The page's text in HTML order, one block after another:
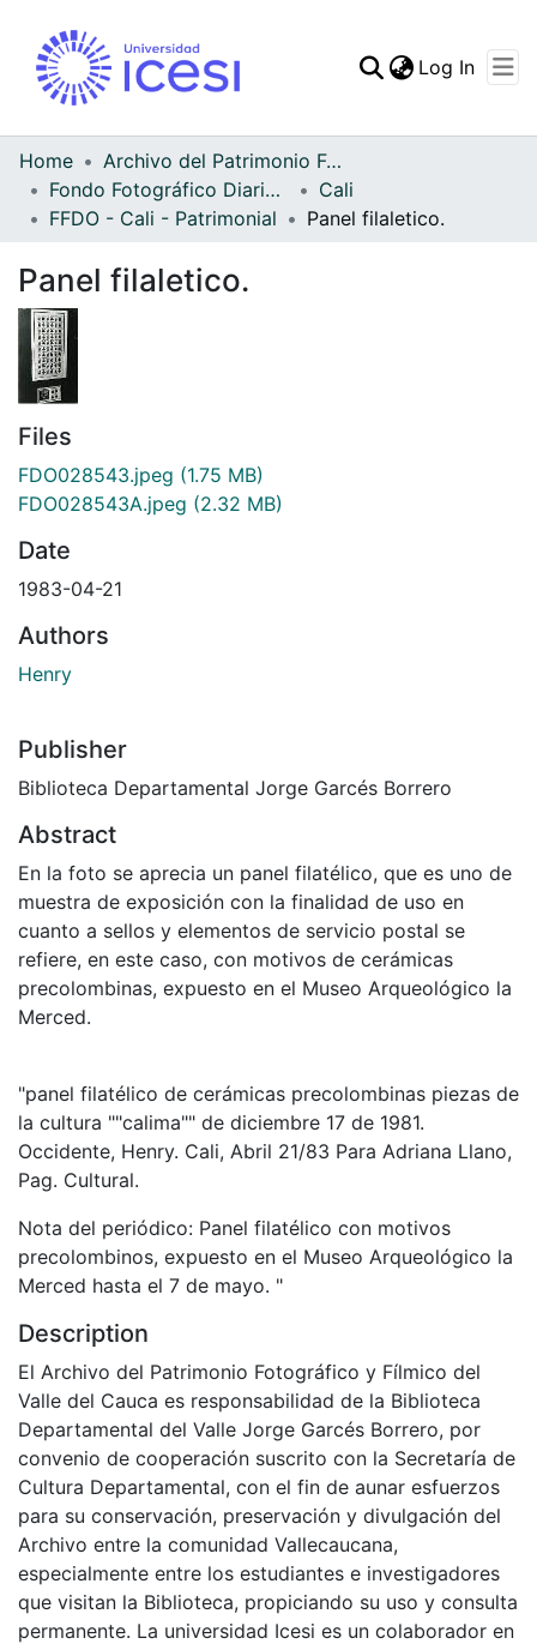
Statistics
Log In
Home
Archivo del Patrimonio Fotográfico y Fílmico del Valle del Cauca
Fondo Fotográfico Diario Occidente
Cali
FFDO - Cali - Patrimonial
Panel filaletico.
Panel filaletico.
Files
FDO028543.jpeg (1.75 MB)
FDO028543A.jpeg (2.32 MB)
Date
1983-04-21
Authors
Henry
Publisher
Biblioteca Departamental Jorge Garcés Borrero
Abstract
En la foto se aprecia un panel filatélico, que es uno de
muestra de exposición con la finalidad de uso en
cuanto a sellos y elementos de servicio postal se
refiere, en este caso, con motivos de cerámicas
precolombinas, expuesto en el Museo Arqueológico la
Merced.
"panel filatélico de cerámicas precolombinas piezas de
la cultura ""calima"" de diciembre 17 de 1981.
Occidente, Henry. Cali, Abril 21/83 Para Adriana Llano,
Pag. Cultural.
Nota del periódico: Panel filatélico con motivos
precolombinos, expuesto en el Museo Arqueológico la
Merced hasta el 7 de mayo. "
Description
El Archivo del Patrimonio Fotográfico y Fílmico del
Valle del Cauca es responsabilidad de la Biblioteca
Departamental del Valle Jorge Garcés Borrero, por
convenio de cooperación suscrito con la Secretaría de
Cultura Departamental, con el fin de aunar esfuerzos
para su conservación, preservación y divulgación del
Archivo entre la comunidad Vallecaucana,
especialmente entre los estudiantes e investigadores
que visitan la Biblioteca, propiciando su uso y consulta
permanente. La universidad Icesi es un colaborador en